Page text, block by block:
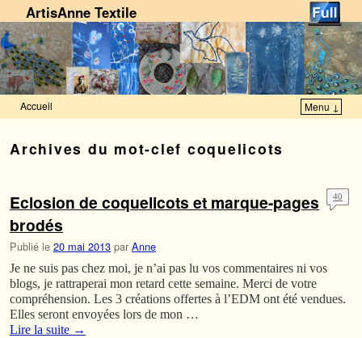
ArtisAnne Textile
Accueil Menu ↓
Archives du mot-clef coquelicots
Eclosion de coquelicots et marque-pages
brodés
Publié le 20 mai 2013 par Anne
40
Je ne suis pas chez moi, je n’ai pas lu vos commentaires ni vos
blogs, je rattraperai mon retard cette semaine. Merci de votre
compréhension. Les 3 créations offertes à l’EDM ont été vendues.
Elles seront envoyées lors de mon …
Lire la suite →